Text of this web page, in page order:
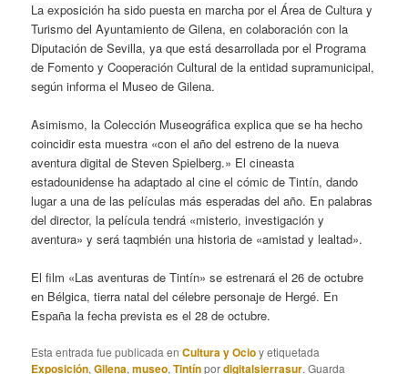
La exposición ha sido puesta en marcha por el Área de Cultura y
Turismo del Ayuntamiento de Gilena, en colaboración con la
Diputación de Sevilla, ya que está desarrollada por el Programa
de Fomento y Cooperación Cultural de la entidad supramunicipal,
según informa el Museo de Gilena.
Asimismo, la Colección Museográfica explica que se ha hecho
coincidir esta muestra «con el año del estreno de la nueva
aventura digital de Steven Spielberg.» El cineasta
estadounidense ha adaptado al cine el cómic de Tintín, dando
lugar a una de las películas más esperadas del año. En palabras
del director, la película tendrá «misterio, investigación y
aventura» y será taqmbién una historia de «amistad y lealtad».
El film «Las aventuras de Tintín» se estrenará el 26 de octubre
en Bélgica, tierra natal del célebre personaje de Hergé. En
España la fecha prevista es el 28 de octubre.
Esta entrada fue publicada enCultura y Ocioy etiquetada
Exposición,Gilena,museo,Tintínpordigitalsierrasur. Guarda